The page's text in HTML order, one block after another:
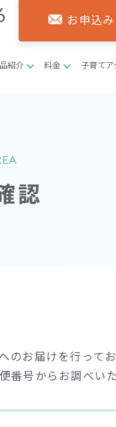
お申込み
紹介 料金 子育て
認
お届けを行ってお
号からお調べいた